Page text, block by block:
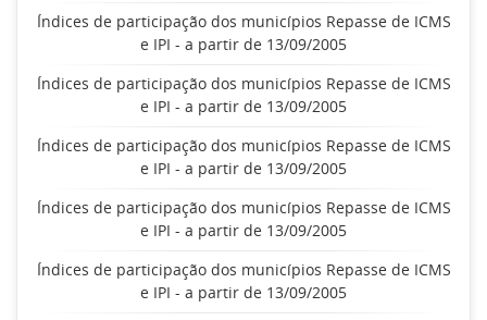
Índices de participação dos municípios Repasse de ICMS
e IPI - a partir de 13/09/2005
Índices de participação dos municípios Repasse de ICMS
e IPI - a partir de 13/09/2005
Índices de participação dos municípios Repasse de ICMS
e IPI - a partir de 13/09/2005
Índices de participação dos municípios Repasse de ICMS
e IPI - a partir de 13/09/2005
Índices de participação dos municípios Repasse de ICMS
e IPI - a partir de 13/09/2005